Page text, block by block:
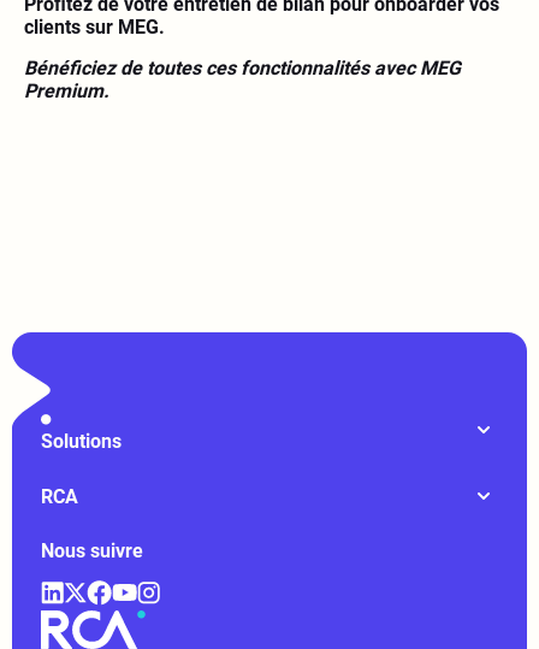
clients sur MEG.
Bénéficiez de toutes ces fonctionnalités avec MEG
Premium.
Solutions
RCA
Nous suivre